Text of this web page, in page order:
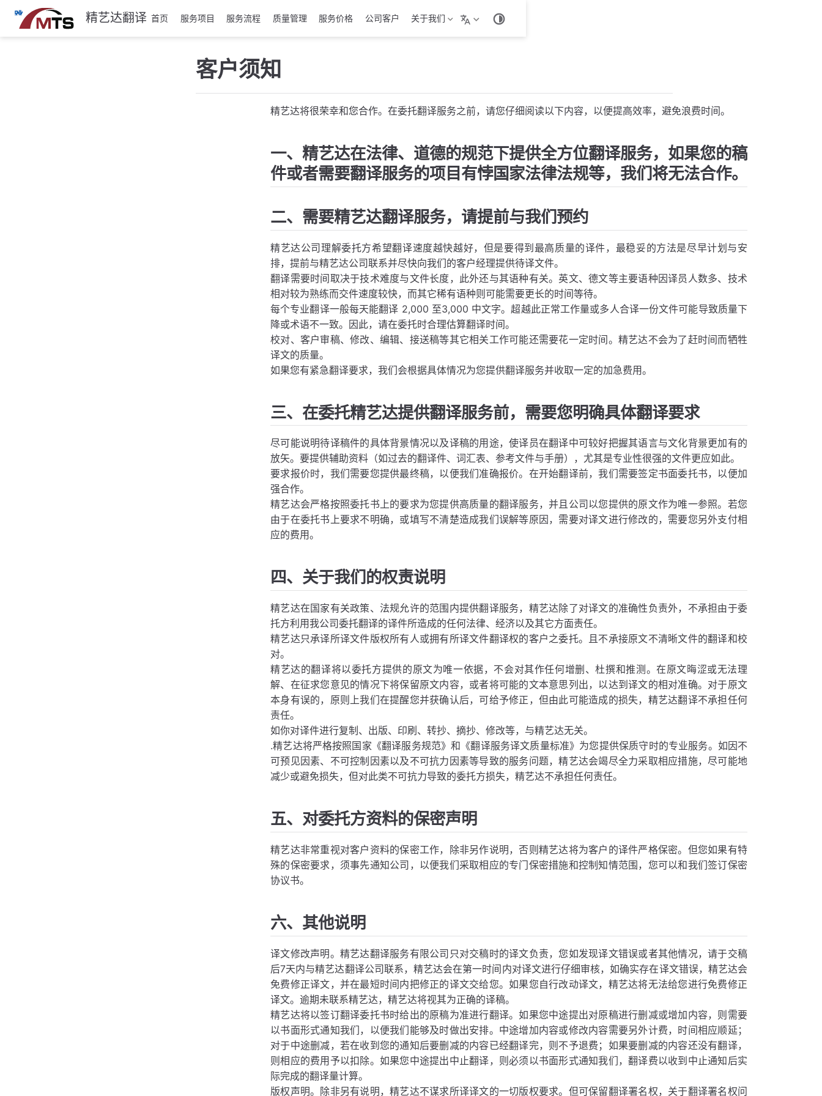
跳
至
主
精艺达翻译 首页 服务项目 服务流程 质量管理 服务价格 公司客户 关于我们
客户须知
精艺达将很荣幸和您合作。在委托翻译服务之前，请您仔细阅读以下内容，以便提高效率，避免浪费时间。
一、精艺达在法律、道德的规范下提供全方位翻译服务，如果您的稿
件或者需要翻译服务的项目有悖国家法律法规等，我们将无法合作。
二、需要精艺达翻译服务，请提前与我们预约
精艺达公司理解委托方希望翻译速度越快越好，但是要得到最高质量的译件，最稳妥的方法是尽早计划与安
排，提前与精艺达公司联系并尽快向我们的客户经理提供待译文件。
翻译需要时间取决于技术难度与文件长度，此外还与其语种有关。英文、德文等主要语种因译员人数多、技术
相对较为熟练而交件速度较快，而其它稀有语种则可能需要更长的时间等待。
每个专业翻译一般每天能翻译 2,000 至3,000 中文字。超越此正常工作量或多人合译一份文件可能导致质量下
降或术语不一致。因此，请在委托时合理估算翻译时间。
校对、客户审稿、修改、编辑、接送稿等其它相关工作可能还需要花一定时间。精艺达不会为了赶时间而牺牲
译文的质量。
如果您有紧急翻译要求，我们会根据具体情况为您提供翻译服务并收取一定的加急费用。
三、在委托精艺达提供翻译服务前，需要您明确具体翻译要求
尽可能说明待译稿件的具体背景情况以及译稿的用途，使译员在翻译中可较好把握其语言与文化背景更加有的
放矢。要提供辅助资料（如过去的翻译件、词汇表、参考文件与手册），尤其是专业性很强的文件更应如此。
要求报价时，我们需要您提供最终稿，以便我们准确报价。在开始翻译前，我们需要签定书面委托书，以便加
强合作。
精艺达会严格按照委托书上的要求为您提供高质量的翻译服务，并且公司以您提供的原文作为唯一参照。若您
由于在委托书上要求不明确，或填写不清楚造成我们误解等原因，需要对译文进行修改的，需要您另外支付相
应的费用。
四、关于我们的权责说明
精艺达在国家有关政策、法规允许的范围内提供翻译服务，精艺达除了对译文的准确性负责外，不承担由于委
托方利用我公司委托翻译的译件所造成的任何法律、经济以及其它方面责任。
精艺达只承译所译文件版权所有人或拥有所译文件翻译权的客户之委托。且不承接原文不清晰文件的翻译和校
对。
精艺达的翻译将以委托方提供的原文为唯一依据，不会对其作任何增删、杜撰和推测。在原文晦涩或无法理
解、在征求您意见的情况下将保留原文内容，或者将可能的文本意思列出，以达到译文的相对准确。对于原文
本身有误的，原则上我们在提醒您并获确认后，可给予修正，但由此可能造成的损失，精艺达翻译不承担任何
责任。
如你对译件进行复制、出版、印刷、转抄、摘抄、修改等，与精艺达无关。
.精艺达将严格按照国家《翻译服务规范》和《翻译服务译文质量标准》为您提供保质守时的专业服务。如因不
可预见因素、不可控制因素以及不可抗力因素等导致的服务问题，精艺达会竭尽全力采取相应措施，尽可能地
减少或避免损失，但对此类不可抗力导致的委托方损失，精艺达不承担任何责任。
五、对委托方资料的保密声明
精艺达非常重视对客户资料的保密工作，除非另作说明，否则精艺达将为客户的译件严格保密。但您如果有特
殊的保密要求，须事先通知公司，以便我们采取相应的专门保密措施和控制知情范围，您可以和我们签订保密
协议书。
六、其他说明
译文修改声明。精艺达翻译服务有限公司只对交稿时的译文负责，您如发现译文错误或者其他情况，请于交稿
后7天内与精艺达翻译公司联系，精艺达会在第一时间内对译文进行仔细审核，如确实存在译文错误，精艺达会
免费修正译文，并在最短时间内把修正的译文交给您。如果您自行改动译文，精艺达将无法给您进行免费修正
译文。逾期未联系精艺达，精艺达将视其为正确的译稿。
精艺达将以签订翻译委托书时给出的原稿为准进行翻译。如果您中途提出对原稿进行删减或增加内容，则需要
以书面形式通知我们，以便我们能够及时做出安排。中途增加内容或修改内容需要另外计费，时间相应顺延；
对于中途删减，若在收到您的通知后要删减的内容已经翻译完，则不予退费；如果要删减的内容还没有翻译，
则相应的费用予以扣除。如果您中途提出中止翻译，则必须以书面形式通知我们，翻译费以收到中止通知后实
际完成的翻译量计算。
版权声明。除非另有说明，精艺达不谋求所译译文的一切版权要求。但可保留翻译署名权，关于翻译署名权问